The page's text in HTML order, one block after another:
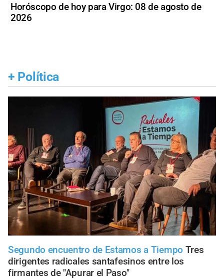
Horóscopo de hoy para Virgo: 08 de agosto de
2026
+ Política
Segundo encuentro de Estamos a Tiempo Tres
dirigentes radicales santafesinos entre los
firmantes de "Apurar el Paso"